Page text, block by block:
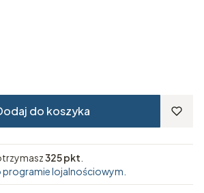
do koszyka
325 pkt
programie lojalnościowym.